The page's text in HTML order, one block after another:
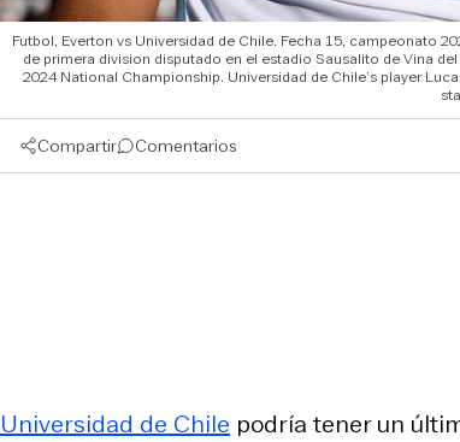
Futbol, Everton vs Universidad de Chile. Fecha 15, campeonato
de primera division disputado en el estadio Sausalito de Vina
2024 National Championship. Universidad de Chile’s player
Compartir Comentarios
Universidad de Chile podría tener un